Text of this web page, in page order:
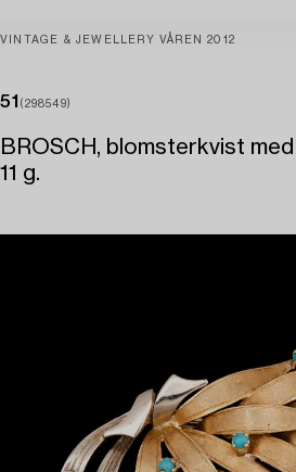
VINTAGE & JEWELLERY VÅREN 2012
51 (298549)
BROSCH, blomsterkvist
11 g.